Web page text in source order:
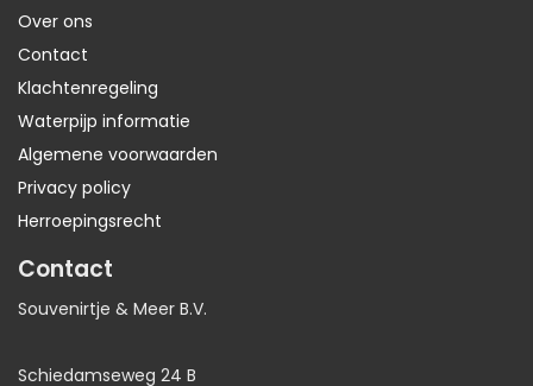
Over ons
Contact
Klachtenregeling
Waterpijp informatie
Algemene voorwaarden
Privacy policy
Herroepingsrecht
Contact
Souvenirtje & Meer B.V.
Schiedamseweg 24 B